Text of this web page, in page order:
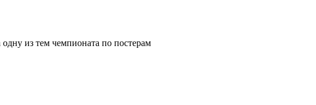
из тем чемпионата по постерам